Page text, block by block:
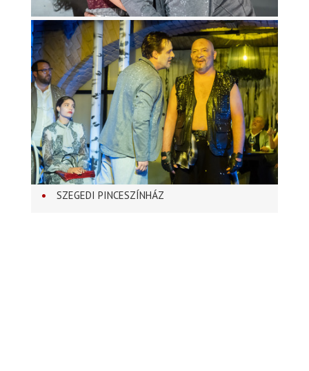
SZEGEDI PINCESZÍNHÁZ